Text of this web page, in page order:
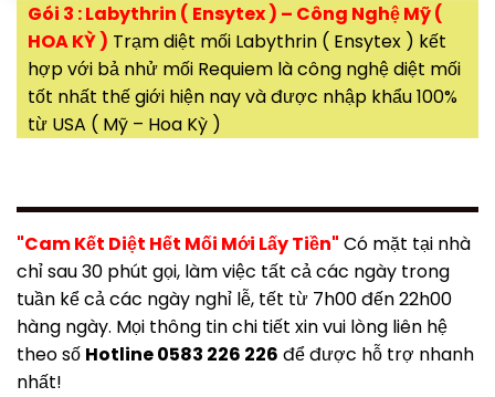
Gói 3 : Labythrin ( Ensytex ) – Công Nghệ Mỹ (
HOA KỲ ) Trạm diệt mối Labythrin ( Ensytex ) kết
hợp với bả nhử mối Requiem là công nghệ diệt mối
tốt nhất thế giới hiện nay và được nhập khẩu 100%
từ USA ( Mỹ – Hoa Kỳ )
"Cam Kết Diệt Hết Mối Mới Lấy Tiền" Có mặt tại nhà
chỉ sau 30 phút gọi, làm việc tất cả các ngày trong
tuần kể cả các ngày nghỉ lễ, tết từ 7h00 đến 22h00
hàng ngày. Mọi thông tin chi tiết xin vui lòng liên hệ
theo số Hotline 0583 226 226 để được hỗ trợ nhanh
nhất!